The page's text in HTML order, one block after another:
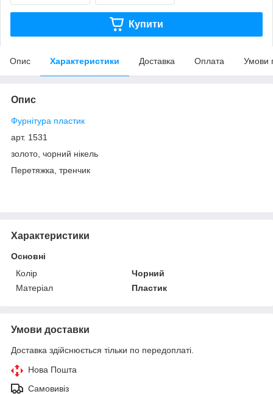
Купити
Опис Характеристики Доставка Оплата Умови
Опис
Фурнітура пластик
арт. 1531
золото, чорний нікель
Перетяжка, тренчик
Характеристики
Основні
Колір
Чорний
Матеріал
Пластик
Умови доставки
Доставка здійснюється тільки по передоплаті.
Нова Пошта
Самовивіз